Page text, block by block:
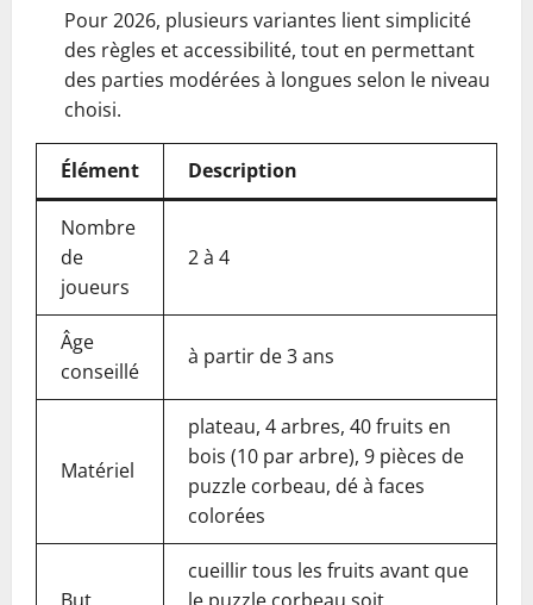
Pour 2026, plusieurs variantes lient simplicité
des règles et accessibilité, tout en permettant
des parties modérées à longues selon le niveau
choisi.
Élément Description
Nombre
de
joueurs
2 à 4
Âge
conseillé
à partir de 3 ans
Matériel
plateau, 4 arbres, 40 fruits en
bois (10 par arbre), 9 pièces de
puzzle corbeau, dé à faces
colorées
cueillir tous les fruits avant que